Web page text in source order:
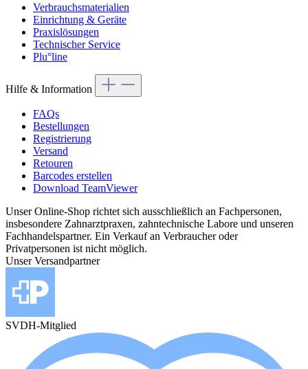
Verbrauchsmaterialien
Einrichtung & Geräte
Praxislösungen
Technischer Service
Plu°line
Hilfe & Information
FAQs
Bestellungen
Registrierung
Versand
Retouren
Barcodes erstellen
Download TeamViewer
Unser Online-Shop richtet sich ausschließlich an Fachpersonen,
insbesondere Zahnarztpraxen, zahntechnische Labore und unseren
Fachhandelspartner. Ein Verkauf an Verbraucher oder
Privatpersonen ist nicht möglich.
Unser Versandpartner
SVDH-Mitglied